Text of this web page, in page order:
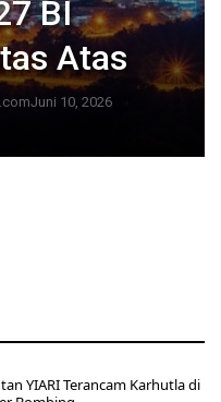
BI
Atas
Juni 10, 2026
YIARI Terancam Karhutla di